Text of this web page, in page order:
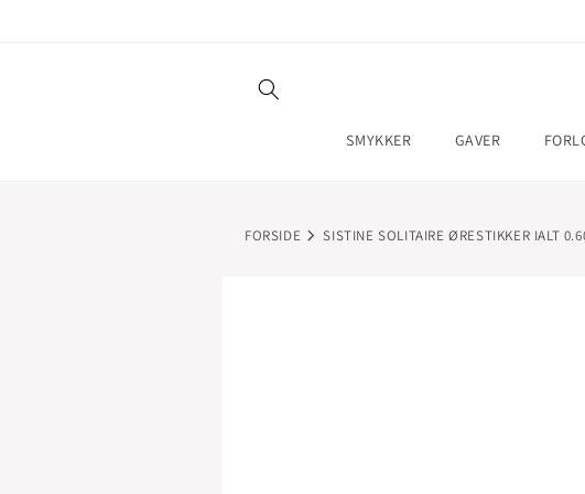
SMYKKER GAVER
FORSIDE SISTINE SOLITAIRE ØRESTIKKER IALT